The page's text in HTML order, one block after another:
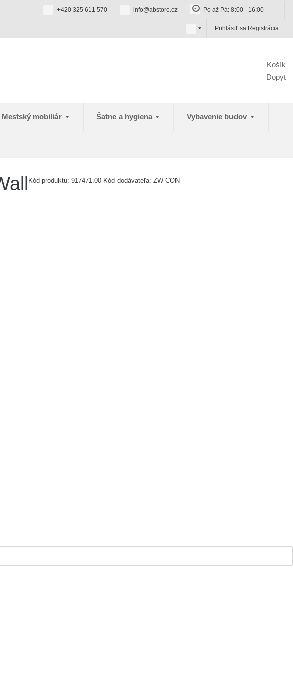
+420 325 611 570 info@abstore.cz Po až Pá: 8:00 - 16:00
s
k
Prihlásiť sa Registrácia
Košík
Dopyt
Mestský mobiliár Šatne a hygiena Vybavenie budov
Kód produktu:917471.00 Kód dodávateľa:ZW-CON